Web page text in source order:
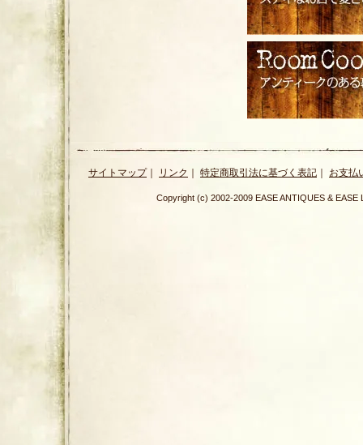
サイトマップ｜ リンク 特定商取引法に基づく表記 お支払
Copyright (c) 2002-2009 EASE ANTIQUES &